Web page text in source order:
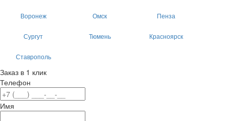
Воронеж Омск Пенза
Сургут Тюмень Красноярск
Ставрополь
Заказ в 1 клик
Телефон
Имя